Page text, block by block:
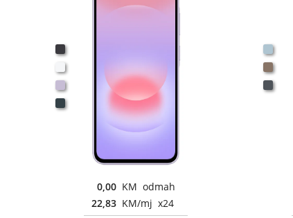
0,00 KM odmah
22,83 KM/mj x24